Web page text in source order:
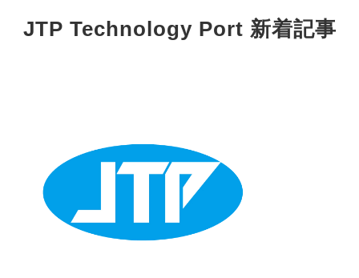
JTP Technology Port 新着記事